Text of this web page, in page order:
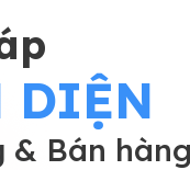
DIỆN
& Bán hàng